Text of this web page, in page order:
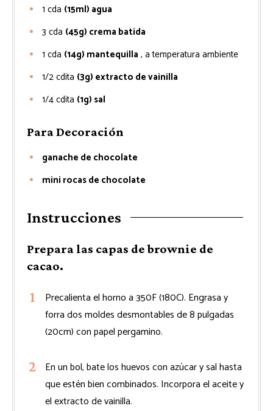
1 cda (15ml) agua
3 cda (45g) crema batida
1 cda (14g) mantequilla , a temperatura ambiente
1/2cdita (3g) extracto de vainilla
1/4cdita (1g) sal
Para Decoración
ganache de chocolate
mini rocas de chocolate
Instrucciones
Prepara las capas de brownie de
cacao.
Precalienta el horno a 350F (180C). Engrasa y
forra dos moldes desmontables de 8 pulgadas
(20cm) con papel pergamino.
En un bol, bate los huevos con azúcar y sal hasta
que estén bien combinados. Incorpora el aceite y
el extracto de vainilla.